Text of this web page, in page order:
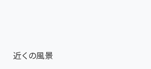
近くの風景